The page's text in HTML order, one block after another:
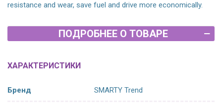
resistance and wear, save fuel and drive more economically.
ПОДРОБНЕЕ О ТОВАРЕ
ХАРАКТЕРИСТИКИ
Бренд SMARTY Trend